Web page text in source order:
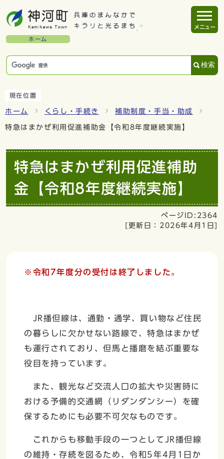
ホーム
検索
メニュー
現在位置
ホーム くらし・手続き 補助制度・手当・助成
特急はまかぜ利用促進補助金【令和8年度継続実施】
特急はまかぜ利用促進補助
金【令和8年度継続実施】
ページID:2364
[更新日： 2026年4月1日]
※令和7年度分の受付は終了しました。
JR播但線は、通勤・通学、買い物など住民
の暮らしに欠かせない路線で、特急はまかぜ
も運行されており、但馬と播磨を結ぶ重要な
役目を持っています。
また、観光など交流人口の拡大や災害時に
おける予備的交通網（リダンダンシー）を確
保するためにも必要不可欠なものです。
これからも移動手段の一つとしてJR播但線
の維持・存続を図るため、令和5年4月1日か